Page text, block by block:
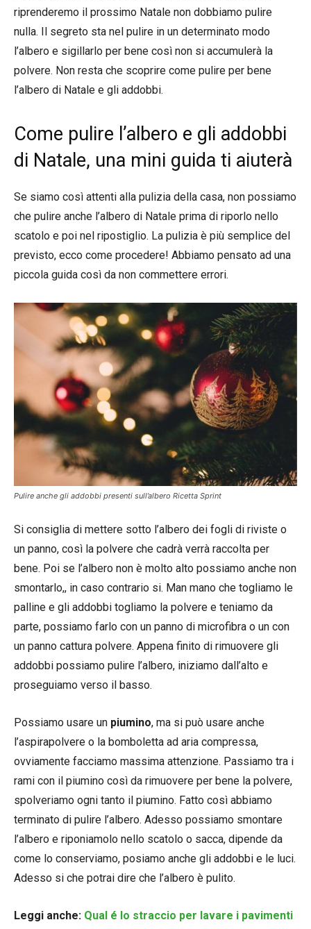
riprenderemo il prossimo Natale non dobbiamo pulire
nulla. Il segreto sta nel pulire in un determinato modo
l’albero e sigillarlo per bene così non si accumulerà la
polvere. Non resta che scoprire come pulire per bene
l’albero di Natale e gli addobbi.
Come pulire l’albero e gli addobbi
di Natale, una mini guida ti aiuterà
Se siamo così attenti alla pulizia della casa, non possiamo
che pulire anche l’albero di Natale prima di riporlo nello
scatolo e poi nel ripostiglio. La pulizia è più semplice del
previsto, ecco come procedere! Abbiamo pensato ad una
piccola guida così da non commettere errori.
Pulire anche gli addobbi presenti sull’albero Ricetta Sprint
Si consiglia di mettere sotto l’albero dei fogli di riviste o
un panno, così la polvere che cadrà verrà raccolta per
bene. Poi se l’albero non è molto alto possiamo anche non
smontarlo,, in caso contrario si. Man mano che togliamo le
palline e gli addobbi togliamo la polvere e teniamo da
parte, possiamo farlo con un panno di microfibra o un con
un panno cattura polvere. Appena finito di rimuovere gli
addobbi possiamo pulire l’albero, iniziamo dall’alto e
proseguiamo verso il basso.
Possiamo usare un piumino, ma si può usare anche
l’aspirapolvere o la bomboletta ad aria compressa,
ovviamente facciamo massima attenzione. Passiamo tra i
rami con il piumino così da rimuovere per bene la polvere,
spolveriamo ogni tanto il piumino. Fatto così abbiamo
terminato di pulire l’albero. Adesso possiamo smontare
l’albero e riponiamolo nello scatolo o sacca, dipende da
come lo conserviamo, posiamo anche gli addobbi e le luci.
Adesso si che potrai dire che l’albero è pulito.
Leggi anche: Qual é lo straccio per lavare i pavimenti